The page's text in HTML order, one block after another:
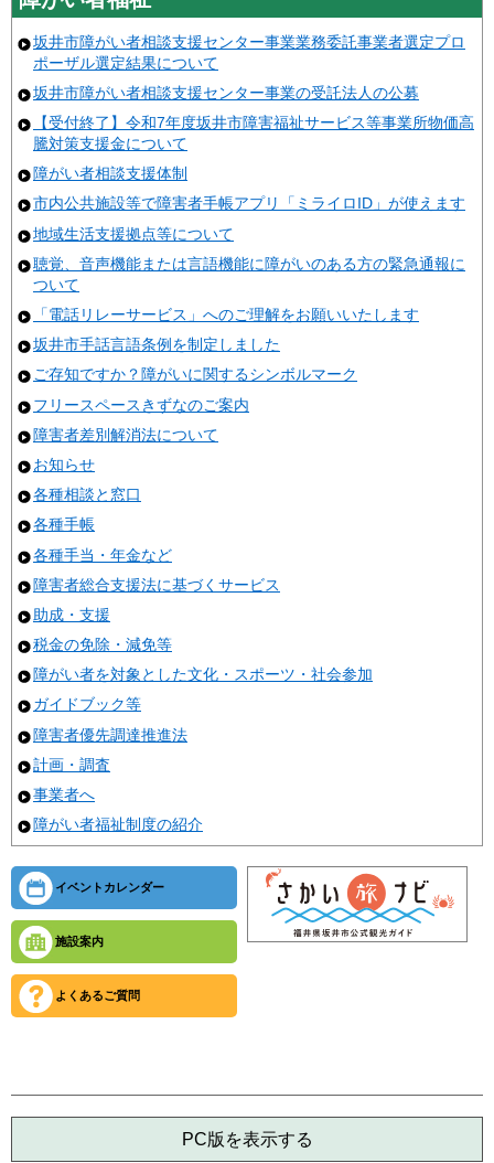
坂井市障がい者相談支援センター事業業務委託事業者選定プロ
ポーザル選定結果について
坂井市障がい者相談支援センター事業の受託法人の公募
【受付終了】令和7年度坂井市障害福祉サービス等事業所物価高
騰対策支援金について
障がい者相談支援体制
市内公共施設等で障害者手帳アプリ「ミライロID」が使えます
地域生活支援拠点等について
聴覚、音声機能または言語機能に障がいのある方の緊急通報に
ついて
「電話リレーサービス」へのご理解をお願いいたします
坂井市手話言語条例を制定しました
ご存知ですか？障がいに関するシンボルマーク
フリースペースきずなのご案内
障害者差別解消法について
お知らせ
各種相談と窓口
各種手帳
各種手当・年金など
障害者総合支援法に基づくサービス
助成・支援
税金の免除・減免等
障がい者を対象とした文化・スポーツ・社会参加
ガイドブック等
障害者優先調達推進法
計画・調査
事業者へ
障がい者福祉制度の紹介
イベントカレンダー
施設案内
よくあるご質問
PC版を表示する